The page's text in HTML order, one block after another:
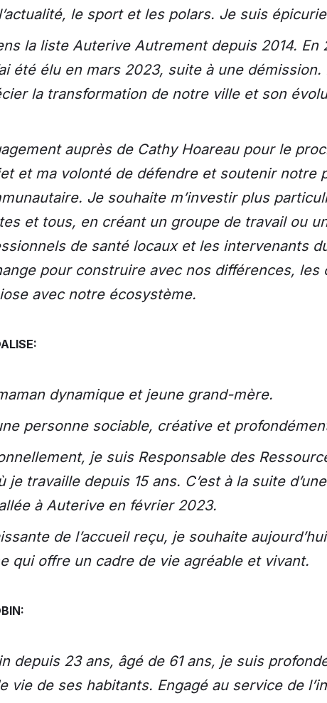
le sport et les polars. Je suis
la liste Auterive Autrement depuis 2014.
été élu en mars 2023, suite à une
la transformation de notre ville et son
auprès de Cathy Hoareau pour le
et ma volonté de défendre et soutenir notre
Je souhaite m’investir plus
et tous, en créant un groupe de travail ou
de santé locaux et les intervenants
pour construire avec nos différences,
avec notre écosystème.
dynamique et jeune grand-mère.
personne sociable, créative et
je suis Responsable des
je travaille depuis 15 ans. C’est à la suite
à Auterive en février 2023.
de l’accueil reçu, je souhaite
qui offre un cadre de vie agréable et vivant.
depuis 23 ans, âgé de 61 ans, je suis
vie de ses habitants. Engagé au service de